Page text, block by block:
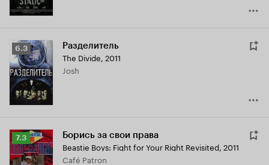
Рейтинг
Кинопоиска
6.3
6.3 Разделитель
The Divide, 2011
Josh
Рейтинг
Кинопоиска
7.3
7.3 Борись за свои права
Beastie Boys: Fight for Your Right Revisited, 2011
Café Patron